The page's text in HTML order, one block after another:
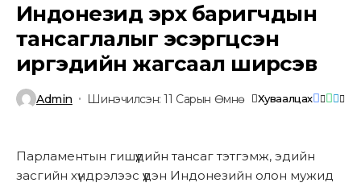
Индонезид эрх баригчдын
тансаглалыг эсэргүүцсэн
иргэдийн жагсаал ширүүсэв
Admin Шинэчилсэн: 11 Сарын Өмнө Хуваалцах
Парламентын гишүүдийн тансаг тэтгэмж, эдийн
засгийн хүндрэлээс үүдэн Индонезийн олон мужид